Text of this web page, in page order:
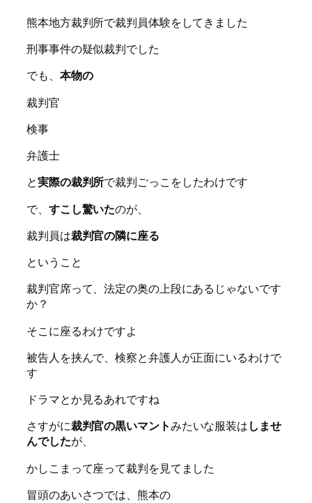
熊本地方裁判所で裁判員体験をしてきました
刑事事件の疑似裁判でした
でも、 本物の
裁判官
検事
弁護士
と実際の裁判所で裁判ごっこをしたわけです
で、 すこし驚いたのが、
裁判員は裁判官の隣に座る
ということ
裁判官席って、法定の奥の上段にあるじゃないです
か？
そこに座るわけですよ
被告人を挟んで、検察と弁護人が正面にいるわけで
す
ドラマとか見るあれですね
さすがに裁判官の黒いマントみたいな服装はしませ
んでしたが、
かしこまって座って裁判を見てました
冒頭のあいさつでは、熊本の